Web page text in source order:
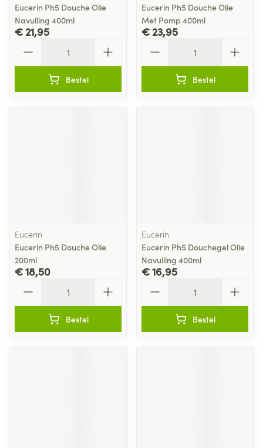
Eucerin Ph5 Douche Olie
Navulling 400ml
€ 21,95
Bestel
Eucerin Ph5 Douche Olie
Met Pomp 400ml
€ 23,95
Bestel
Eucerin
Eucerin Ph5 Douche Olie
200ml
€ 18,50
Bestel
Eucerin
Eucerin Ph5 Douchegel Olie
Navulling 400ml
€ 16,95
Bestel